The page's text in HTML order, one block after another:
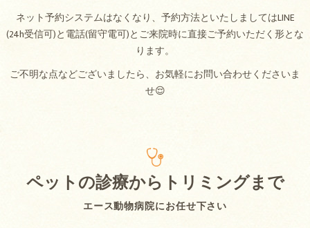
ネット予約システムはなくなり、予約方法といたしましてはLINE
(24h受信可)と電話(留守電可)とご来院時に直接ご予約いただく形とな
ります。
ご不明な点などございましたら、お気軽にお問い合わせくださいま
せ😌
エース動物病院にお任せ下さい
ペットの診療からトリミングまで